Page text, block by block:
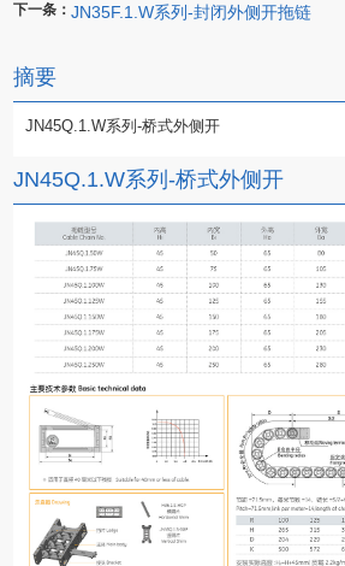
下一条： JN35F.1.W系列-封闭外侧开拖链
摘要
JN45Q.1.W系列-桥式外侧开
JN45Q.1.W系列-桥式外侧开